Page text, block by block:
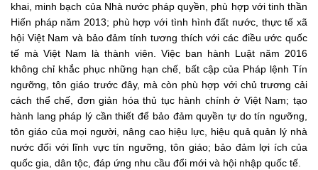
khai, minh bạch của Nhà nước pháp quyền, phù hợp với tinh thần
Hiến pháp năm 2013; phù hợp với tình hình đất nước, thực tế xã
hội Việt Nam và bảo đảm tính tương thích với các điều ước quốc
tế mà Việt Nam là thành viên. Việc ban hành Luật năm 2016
không chỉ khắc phục những hạn chế, bất cập của Pháp lệnh Tín
ngưỡng, tôn giáo trước đây, mà còn phù hợp với chủ trương cải
cách thể chế, đơn giản hóa thủ tục hành chính ở Việt Nam; tạo
hành lang pháp lý cần thiết để bảo đảm quyền tự do tín ngưỡng,
tôn giáo của mọi người, nâng cao hiệu lực, hiệu quả quản lý nhà
nước đối với lĩnh vực tín ngưỡng, tôn giáo; bảo đảm lợi ích của
quốc gia, dân tộc, đáp ứng nhu cầu đổi mới và hội nhập quốc tế.